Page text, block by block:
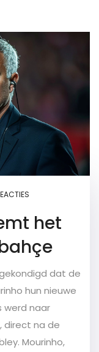
het
dat de
hun nieuwe
werd naar
direct na de
Mourinho,